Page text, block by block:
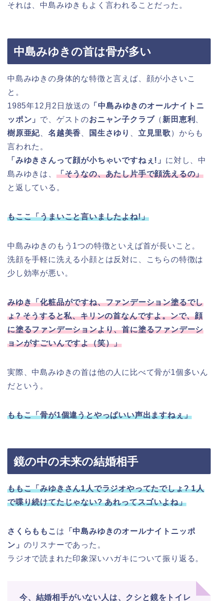
それは、中島みゆきもよく言われることだった。
中島みゆきの首は骨が多い
中島みゆきの身体的な特徴と言えば、顔が小さいこ
と。
1985年12月2日放送の 「中島みゆきのオールナイトニ
ッポン」 で、ゲストのおニャン子クラブ（ 新田恵利
樹原亜紀 、名越美香 国生さゆり 立見里歌）からも
言われた。
「みゆきさんって顔が小ちゃいですねぇ!」 に対し、中
島みゆきは、 「そうなの、あたし片手で顔洗えるの」
と返している。
もここ「うまいこと言いましたよね!」
中島みゆきのもう1つの特徴といえば首が長いこと。
洗顔を手軽に洗える小顔とは反対に、こちらの特徴は
少し効率が悪い。
みゆき「化粧品がですね、ファンデーション塗るでし
ょ? そうすると私、キリンの首なんですよ。ンで、顔
に塗るファンデーションより、首に塗るファンデーシ
ョンがすごいんですよ（笑）」
実際、中島みゆきの首は他の人に比べて骨が1個多いん
だという。
ももこ「骨が1個違うとやっぱいい声出ますねぇ」
鏡の中の未来の結婚相手
ももこ「みゆきさん1人でラジオやってたでしょ? 1人
で喋り続けてたじゃない? あれってスゴいよね」
さくらももこ は 「中島みゆきのオールナイトニッポ
ン」 のリスナーであった。
ラジオで読まれた印象深いハガキについて振り返る。
今、結婚相手がいない人は、クシと鏡をトイレ